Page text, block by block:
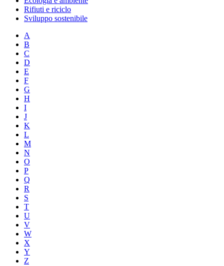
Rifiuti e riciclo
Sviluppo sostenibile
A
B
C
D
E
F
G
H
I
J
K
L
M
N
O
P
Q
R
S
T
U
V
W
X
Y
Z